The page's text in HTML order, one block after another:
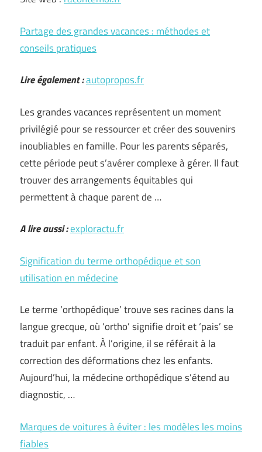
Partage des grandes vacances : méthodes et
conseils pratiques
Lire également :autopropos.fr
Les grandes vacances représentent un moment
privilégié pour se ressourcer et créer des souvenirs
inoubliables en famille. Pour les parents séparés,
cette période peut s’avérer complexe à gérer. Il faut
trouver des arrangements équitables qui
permettent à chaque parent de …
A lire aussi :exploractu.fr
Signification du terme orthopédique et son
utilisation en médecine
Le terme ‘orthopédique’ trouve ses racines dans la
langue grecque, où ‘ortho’ signifie droit et ‘pais’ se
traduit par enfant. À l’origine, il se référait à la
correction des déformations chez les enfants.
Aujourd’hui, la médecine orthopédique s’étend au
diagnostic, …
Marques de voitures à éviter : les modèles les moins
fiables